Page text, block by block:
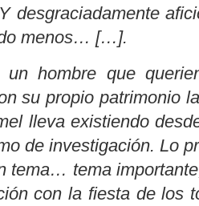
desgraciadamente
menos… […].
un hombre que
su propio patrimonio
lleva existiendo
de investigación. Lo
tema… tema
con la fiesta de los